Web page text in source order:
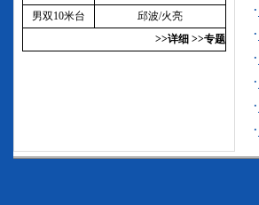
男双10米台
邱波/火亮
>>详细 >>专题
·
·
·
·
·
·